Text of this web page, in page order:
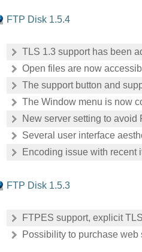
FTP Disk 1.5.4
TLS 1.3 support has been
Open files are now
The support button and
The Window menu is now
New server setting to
Several user interface
Encoding issue with recent
FTP Disk 1.5.3
FTPES support, explicit
Possibility to purchase